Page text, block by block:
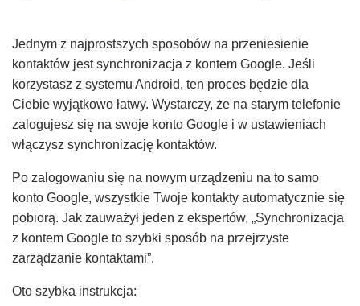
Jednym z najprostszych sposobów na przeniesienie
kontaktów jest synchronizacja z kontem Google. Jeśli
korzystasz z systemu Android, ten proces będzie dla
Ciebie wyjątkowo łatwy. Wystarczy, że na starym telefonie
zalogujesz się na swoje konto Google i w ustawieniach
włączysz synchronizację kontaktów.
Po zalogowaniu się na nowym urządzeniu na to samo
konto Google, wszystkie Twoje kontakty automatycznie się
pobiorą. Jak zauważył jeden z ekspertów, „Synchronizacja
z kontem Google to szybki sposób na przejrzyste
zarządzanie kontaktami”.
Oto szybka instrukcja: